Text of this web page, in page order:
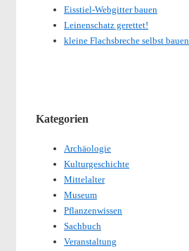
Eisstiel-Webgitter bauen
Leinenschatz gerettet!
kleine Flachsbreche selbst bauen
Kategorien
Archäologie
Kulturgeschichte
Mittelalter
Museum
Pflanzenwissen
Sachbuch
Veranstaltung